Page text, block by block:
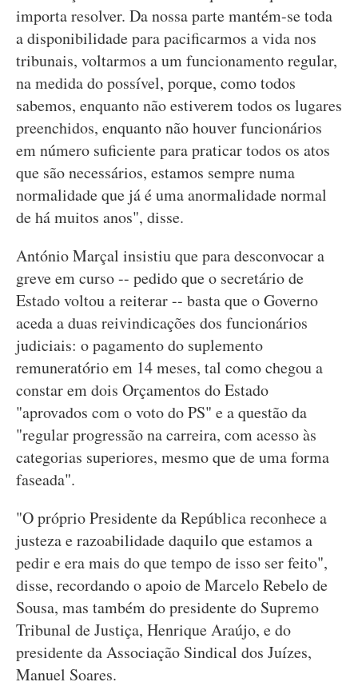
importa resolver. Da nossa parte mantém-se toda
a disponibilidade para pacificarmos a vida nos
tribunais, voltarmos a um funcionamento regular,
na medida do possível, porque, como todos
sabemos, enquanto não estiverem todos os lugares
preenchidos, enquanto não houver funcionários
em número suficiente para praticar todos os atos
que são necessários, estamos sempre numa
normalidade que já é uma anormalidade normal
de há muitos anos", disse.
António Marçal insistiu que para desconvocar a
greve em curso -- pedido que o secretário de
Estado voltou a reiterar -- basta que o Governo
aceda a duas reivindicações dos funcionários
judiciais: o pagamento do suplemento
remuneratório em 14 meses, tal como chegou a
constar em dois Orçamentos do Estado
"aprovados com o voto do PS" e a questão da
"regular progressão na carreira, com acesso às
categorias superiores, mesmo que de uma forma
faseada".
"O próprio Presidente da República reconhece a
justeza e razoabilidade daquilo que estamos a
pedir e era mais do que tempo de isso ser feito",
disse, recordando o apoio de Marcelo Rebelo de
Sousa, mas também do presidente do Supremo
Tribunal de Justiça, Henrique Araújo, e do
presidente da Associação Sindical dos Juízes,
Manuel Soares.